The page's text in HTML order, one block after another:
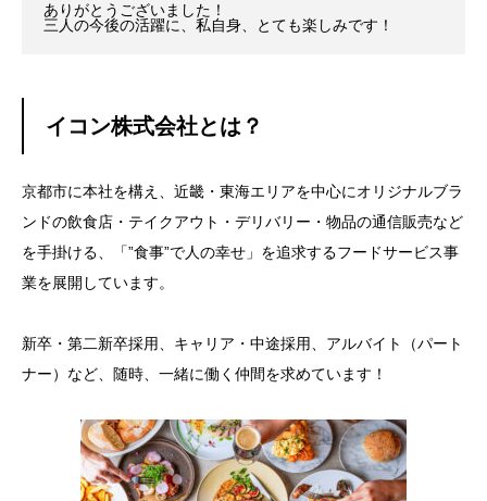
ありがとうございました！
三人の今後の活躍に、私自身、とても楽しみです！
イコン株式会社とは？
京都市に本社を構え、近畿・東海エリアを中心にオリジナルブラ
ンドの飲食店・テイクアウト・デリバリー・物品の通信販売など
を手掛ける、「”食事”で人の幸せ」を追求するフードサービス事
業を展開しています。
新卒・第二新卒採用、キャリア・中途採用、アルバイト（パート
ナー）など、随時、一緒に働く仲間を求めています！